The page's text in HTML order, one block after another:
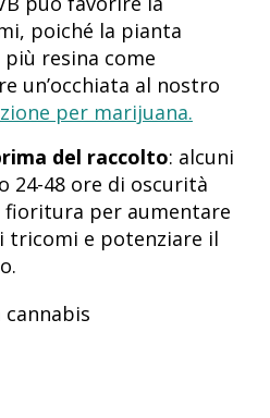
poiché la pianta
resina come
un’occhiata al nostro
per marijuana.
del raccolto: alcuni
24-48 ore di oscurità
per aumentare
tricomi e potenziare il